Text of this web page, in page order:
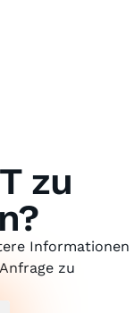
zu
Informationen
zu